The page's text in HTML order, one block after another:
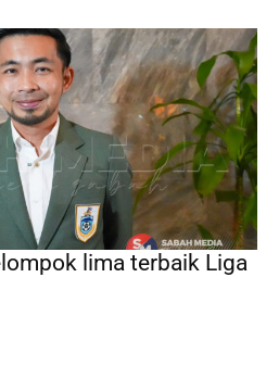
lima terbaik Liga